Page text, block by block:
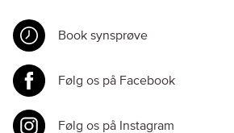
Book synsprøve
Følg os på Facebook
Følg os på Instagram